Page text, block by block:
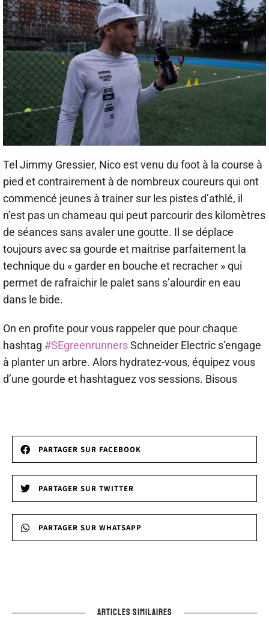
Tel Jimmy Gressier, Nico est venu du foot à la course à
pied et contrairement à de nombreux coureurs qui ont
commencé jeunes à trainer sur les pistes d’athlé, il
n’est pas un chameau qui peut parcourir des kilomètres
de séances sans avaler une goutte. Il se déplace
toujours avec sa gourde et maitrise parfaitement la
technique du « garder en bouche et recracher » qui
permet de rafraichir le palet sans s’alourdir en eau
dans le bide.
On en profite pour vous rappeler que pour chaque
hashtag #SEgreenrunnersSchneider Electric s’engage
à planter un arbre. Alors hydratez-vous, équipez vous
d’une gourde et hashtaguez vos sessions. Bisous
PARTAGER SUR FACEBOOK
PARTAGER SUR TWITTER
PARTAGER SUR WHATSAPP
ARTICLES SIMILAIRES